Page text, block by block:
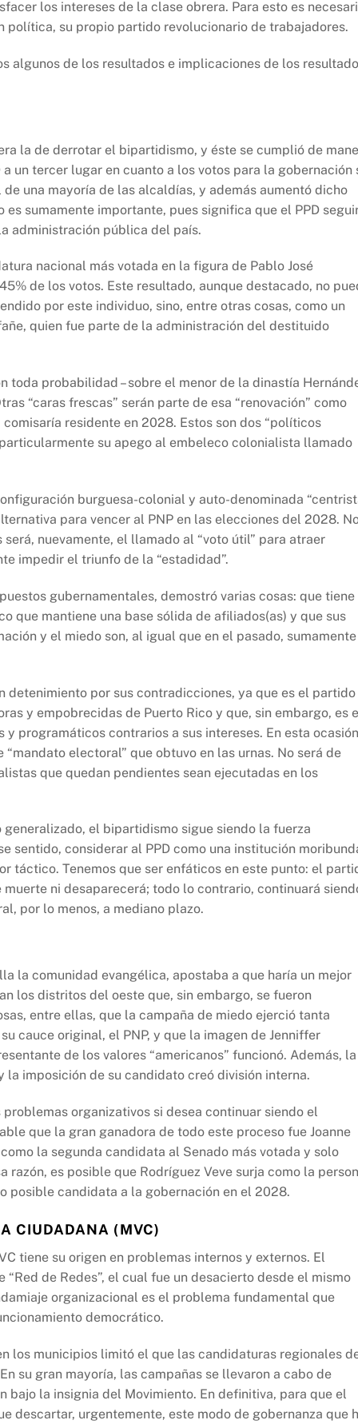
los intereses de la clase obrera. Para esto es
política, su propio partido revolucionario de trabajadores.
algunos de los resultados e implicaciones de los
la de derrotar el bipartidismo, y éste se cumplió de
un tercer lugar en cuanto a los votos para la gobernación
una mayoría de las alcaldías, y además aumentó dicho
sumamente importante, pues significa que el PPD
administración pública del país.
nacional más votada en la figura de Pablo José
de los votos. Este resultado, aunque destacado, no
por este individuo, sino, entre otras cosas, como un
quien fue parte de la administración del destituido
toda probabilidad – sobre el menor de la dinastía
“caras frescas” serán parte de esa “renovación” como
residente en 2028. Estos son dos “políticos
su apego al embeleco colonialista llamado
burguesa-colonial y auto-denominada
para vencer al PNP en las elecciones del 2028.
nuevamente, el llamado al “voto útil” para atraer
impedir el triunfo de la “estadidad”.
gubernamentales, demostró varias cosas: que tiene
que mantiene una base sólida de afiliados(as) y que sus
y el miedo son, al igual que en el pasado, sumamente
detenimiento por sus contradicciones, ya que es el partido
y empobrecidas de Puerto Rico y que, sin embargo, es
programáticos contrarios a sus intereses. En esta ocasión
electoral” que obtuvo en las urnas. No será de
que quedan pendientes sean ejecutadas en los
el bipartidismo sigue siendo la fuerza
sentido, considerar al PPD como una institución
táctico. Tenemos que ser enfáticos en este punto: el
ni desaparecerá; todo lo contrario, continuará
por lo menos, a mediano plazo.
la comunidad evangélica, apostaba a que haría un mejor
los distritos del oeste que, sin embargo, se fueron
entre ellas, que la campaña de miedo ejerció tanta
cauce original, el PNP, y que la imagen de Jenniffer
de los valores “americanos” funcionó. Además, la
imposición de su candidato creó división interna.
organizativos si desea continuar siendo el
que la gran ganadora de todo este proceso fue Joanne
la segunda candidata al Senado más votada y solo
razón, es posible que Rodríguez Veve surja como la
posible candidata a la gobernación en el 2028.
CIUDADANA (MVC)
tiene su origen en problemas internos y externos. El
de Redes”, el cual fue un desacierto desde el mismo
organizacional es el problema fundamental que
democrático.
los municipios limitó el que las candidaturas regionales
su gran mayoría, las campañas se llevaron a cabo de
bajo la insignia del Movimiento. En definitiva, para que el
descartar, urgentemente, este modo de gobernanza que